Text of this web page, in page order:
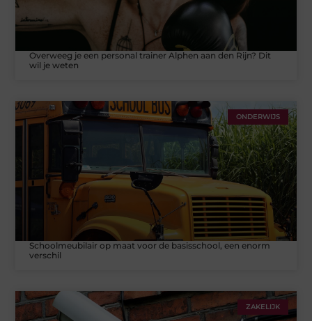
Overweeg je een personal trainer Alphen aan den Rijn? Dit
wil je weten
ONDERWIJS
Schoolmeubilair op maat voor de basisschool, een enorm
verschil
ZAKELIJK